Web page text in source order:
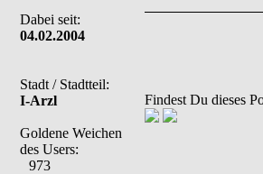
Dabei seit:
04.02.2004
Stadt / Stadtteil:
I-Arzl
Goldene Weichen
des Users:
973
Findest Du dieses